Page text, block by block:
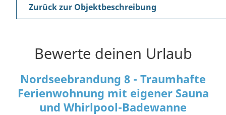
Zurück zur Objektbeschreibung
Bewerte deinen Urlaub
Nordseebrandung 8 - Traumhafte
Ferienwohnung mit eigener Sauna
und Whirlpool-Badewanne